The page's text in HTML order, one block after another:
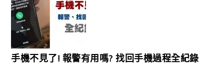
手機不見了! 報警有用嗎? 找回手機過程全紀錄